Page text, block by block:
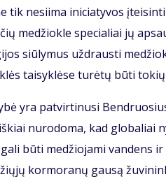
tik ne­si­i­ma ini­cia­ty­vos
me­džiok­le spe­cia­liai jų
siū­ly­mus už­draus­ti
tai­syk­lė­se tu­rė­tų bū­ti
yra pa­tvir­ti­nu­si
nu­ro­do­ma, kad glo­ba­liai
bū­ti me­džio­ja­mi van­dens
kor­mo­ra­nų gau­są